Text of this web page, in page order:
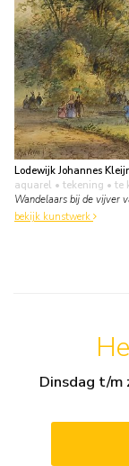
Lodewijk Johannes
aquarel • tekening • te
Wandelaars bij de vijver
bekijk kunstwerk
Dinsdag t/m